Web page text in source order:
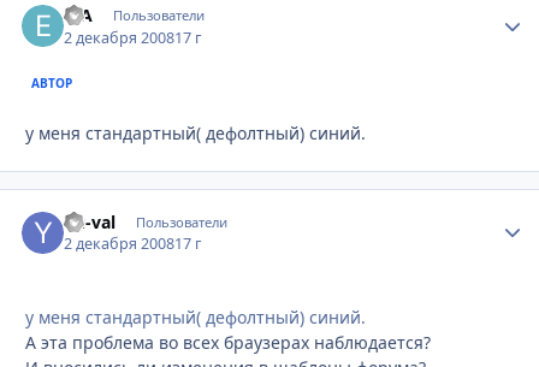
erA Пользователи
2 декабря 200817 г
АВТОР
у меня стандартный( дефолтный) синий.
Yu-val Пользователи
2 декабря 200817 г
у меня стандартный( дефолтный) синий.
А эта проблема во всех браузерах наблюдается?